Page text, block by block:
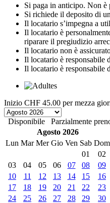
Si paga in anticipo. Non
Si richiede il deposito di
Il locatario s’impegna a
Il locatario è
riparare il pregiudizio
Il locatario non è
Il locatario è responsabile
Il locatario è responsabile
Inizio CHF 45.00 per mezza
Disponibile Parzialmente
Agosto 2026
Lun Mar Mer Gio Ven Sab Dom
01
02
03
04 05 06 07 08
09
10
11 12 13 14 15
16
17
18 19 20 21 22
23
24
25 26 27 28 29
30